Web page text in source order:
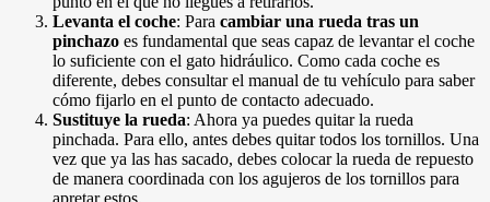
Levanta el coche: Para cambiar una rueda tras un
pinchazo es fundamental que seas capaz de levantar el coche
lo suficiente con el gato hidráulico. Como cada coche es
diferente, debes consultar el manual de tu vehículo para saber
cómo fijarlo en el punto de contacto adecuado.
Sustituye la rueda: Ahora ya puedes quitar la rueda
pinchada. Para ello, antes debes quitar todos los tornillos. Una
vez que ya las has sacado, debes colocar la rueda de repuesto
de manera coordinada con los agujeros de los tornillos para